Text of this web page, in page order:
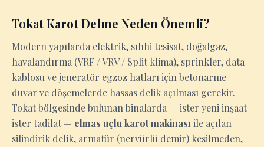
Tokat Karot Delme Neden Önemli?
Modern yapılarda elektrik, sıhhi tesisat, doğalgaz,
havalandırma (VRF / VRV / Split klima), sprinkler, data
kablosu ve jeneratör egzoz hatları için betonarme
duvar ve döşemelerde hassas delik açılması gerekir.
Tokat bölgesinde bulunan binalarda — ister yeni inşaat
ister tadilat — elmas uçlu karot makinası ile açılan
silindirik delik, armatür (nervürlü demir) kesilmeden,